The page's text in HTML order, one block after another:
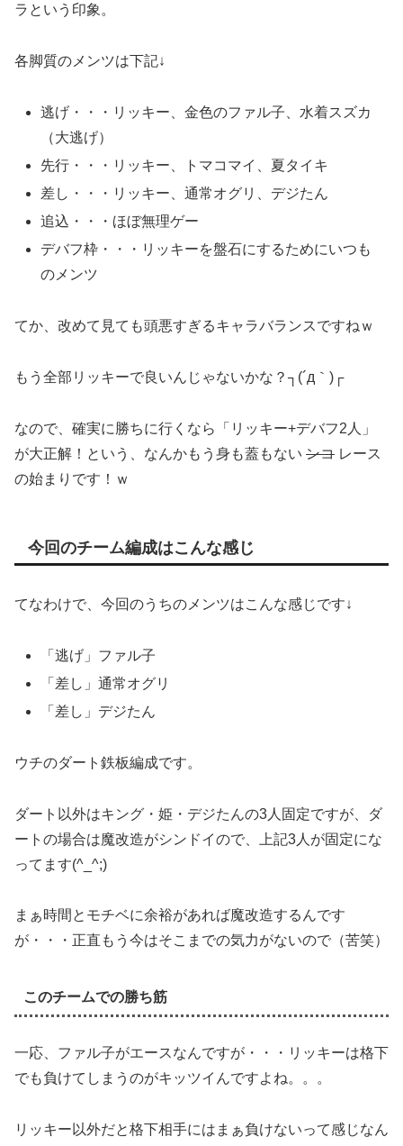
ラという印象。
各脚質のメンツは下記↓
逃げ・・・リッキー、金色のファル子、水着スズカ
（大逃げ）
先行・・・リッキー、トマコマイ、夏タイキ
差し・・・リッキー、通常オグリ、デジたん
追込・・・ほぼ無理ゲー
デバフ枠・・・リッキーを盤石にするためにいつも
のメンツ
てか、改めて見ても頭悪すぎるキャラバランスですねｗ
もう全部リッキーで良いんじゃないかな？┐(´д｀)┌
なので、確実に勝ちに行くなら「リッキー+デバフ2人」
が大正解！という、なんかもう身も蓋もない ンコ レース
の始まりです！ｗ
今回のチーム編成はこんな感じ
てなわけで、今回のうちのメンツはこんな感じです↓
「逃げ」ファル子
「差し」通常オグリ
「差し」デジたん
ウチのダート鉄板編成です。
ダート以外はキング・姫・デジたんの3人固定ですが、ダ
ートの場合は魔改造がシンドイので、上記3人が固定にな
ってます(^_^;)
まぁ時間とモチベに余裕があれば魔改造するんです
が・・・正直もう今はそこまでの気力がないので（苦笑）
このチームでの勝ち筋
一応、ファル子がエースなんですが・・・リッキーは格下
でも負けてしまうのがキッツイんですよね。。。
リッキー以外だと格下相手にはまぁ負けないって感じなん